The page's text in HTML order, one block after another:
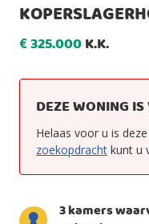
€325.000K.K.
DEZE WONING
Helaas voor u is
zoekopdracht kunt u
3 kamers